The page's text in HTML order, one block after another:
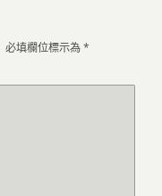
必填欄位標示為*